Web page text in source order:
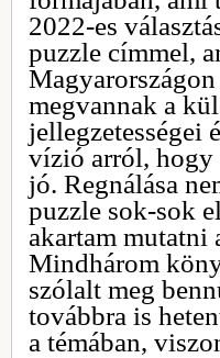
2022-es
puzzle címmel,
megvannak a
jellegzetességei
vízió arról, hogy
jó. Regnálása
puzzle sok-sok
akartam mutatni
Mindhárom
szólalt meg
továbbra is
a témában,